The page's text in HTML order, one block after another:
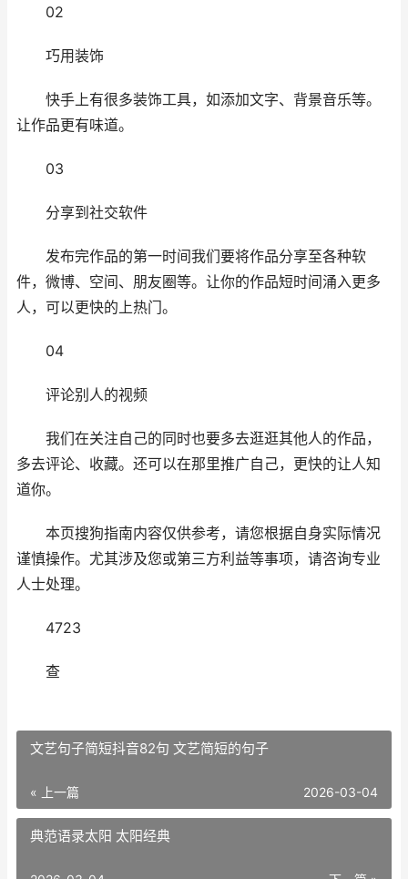
02
巧用装饰
快手上有很多装饰工具，如添加文字、背景音乐等。
让作品更有味道。
03
分享到社交软件
发布完作品的第一时间我们要将作品分享至各种软
件，微博、空间、朋友圈等。让你的作品短时间涌入更多
人，可以更快的上热门。
04
评论别人的视频
我们在关注自己的同时也要多去逛逛其他人的作品，
多去评论、收藏。还可以在那里推广自己，更快的让人知
道你。
本页搜狗指南内容仅供参考，请您根据自身实际情况
谨慎操作。尤其涉及您或第三方利益等事项，请咨询专业
人士处理。
4723
查
文艺句子简短抖音82句 文艺简短的句子
« 上一篇 2026-03-04
典范语录太阳 太阳经典